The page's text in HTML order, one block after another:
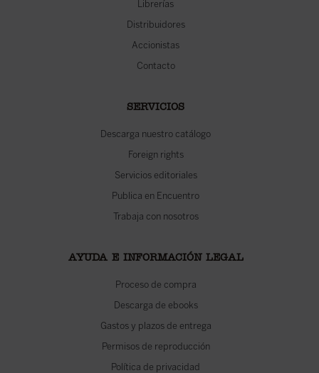
Librerías
Distribuidores
Accionistas
Contacto
SERVICIOS
Descarga nuestro catálogo
Foreign rights
Servicios editoriales
Publica en Encuentro
Trabaja con nosotros
AYUDA E INFORMACIÓN LEGAL
Proceso de compra
Descarga de ebooks
Gastos y plazos de entrega
Permisos de reproducción
Política de privacidad